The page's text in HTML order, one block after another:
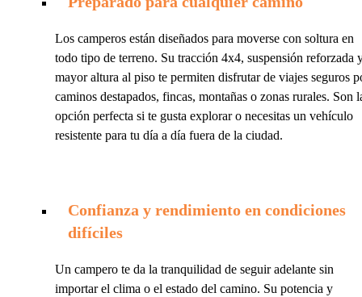
Los camperos están diseñados para moverse con soltura en
todo tipo de terreno. Su tracción 4x4, suspensión reforzada
mayor altura al piso te permiten disfrutar de viajes seguros
caminos destapados, fincas, montañas o zonas rurales. Son
opción perfecta si te gusta explorar o necesitas un vehículo
resistente para tu día a día fuera de la ciudad.
Confianza y rendimiento en condiciones
difíciles
Un campero te da la tranquilidad de seguir adelante sin
importar el clima o el estado del camino. Su potencia y